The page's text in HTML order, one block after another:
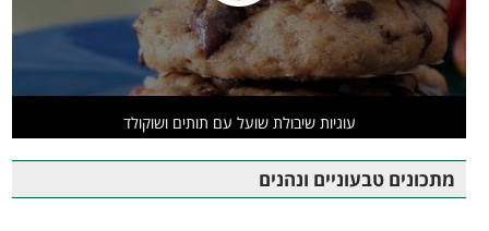
עוגיות שיבולת שועל עם תותים ושוקולד
מתכונים טבעוניים ונהנים